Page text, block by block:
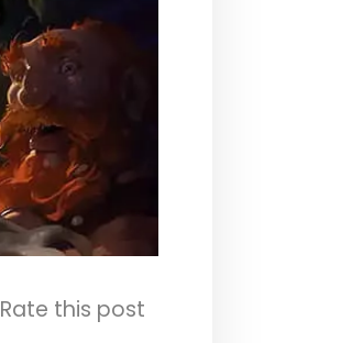
Rate this post